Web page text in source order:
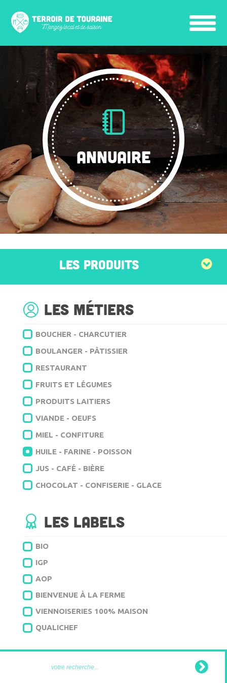
ANNUAIRE
LES PRODUITS
Les métiers
BOUCHER - CHARCUTIER
BOULANGER - PÂTISSIER
RESTAURANT
FRUITS ET LÉGUMES
PRODUITS LAITIERS
VIANDE - OEUFS
MIEL - CONFITURE
HUILE - FARINE - POISSON
JUS - CAFÉ - BIÈRE
CHOCOLAT - CONFISERIE - GLACE
Les labels
BIO
IGP
AOP
BIENVENUE À LA FERME
VIENNOISERIES 100% MAISON
QUALICHEF